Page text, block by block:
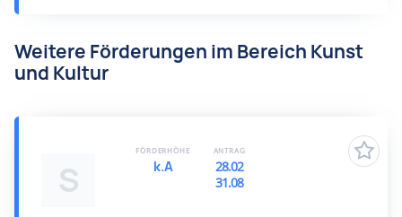
Weitere Förderungen im Bereich Kunst
und Kultur
S
FÖRDERHÖHE
k.A
ANTRAG
28.02
31.08